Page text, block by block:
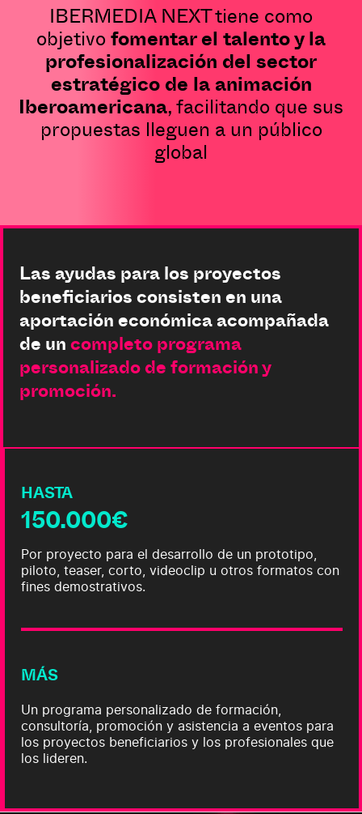
IBERMEDIA NEXT tiene como
objetivo fomentar el talento y la
profesionalización del sector
estratégico de la animación
Iberoamericana, facilitando que sus
propuestas lleguen a un público
global
Las ayudas para los proyectos
beneficiarios consisten en una
aportación económica acompañada
de uncompleto programa
personalizado de formación y
promoción.
HASTA
150.000€
Por proyecto para el desarrollo de un prototipo,
piloto, teaser, corto, videoclip u otros formatos con
fines demostrativos.
MÁS
Un programa personalizado de formación,
consultoría, promoción y asistencia a eventos para
los proyectos beneficiarios y los profesionales que
los lideren.